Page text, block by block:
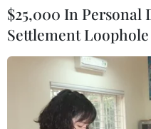
$25,000 In Personal
Settlement